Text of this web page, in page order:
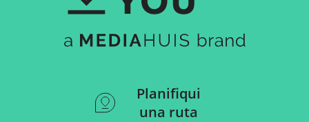
Planifiqui
una ruta